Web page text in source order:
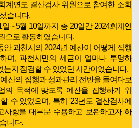
계연도 결산검사 위원으로 참여한 소회
습니다.
∼5월 10일까지 총 20일간 2024회계연
으로 활동하였습니다.
안 과천시의 2024년 예산이 어떻게 집행
며, 과천시민의 세금이 얼마나 투명하
는지 점검할 수 있었던 시간이었습니다.
산의 집행과 성과관리 전반을 들여다보
의 목적에 맞도록 예산을 집행하기 위
수 있었으며, 특히 '23년도 결산검사에
사항을 대부분 수용하고 보완하고자 하
니다.